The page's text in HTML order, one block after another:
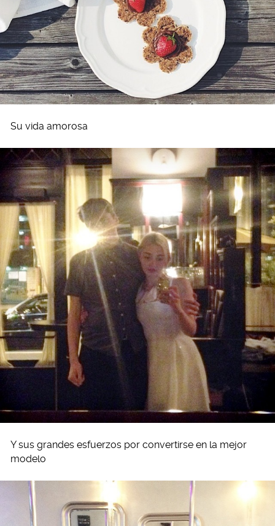
Su vida amorosa
Y sus grandes esfuerzos por convertirse en la mejor
modelo